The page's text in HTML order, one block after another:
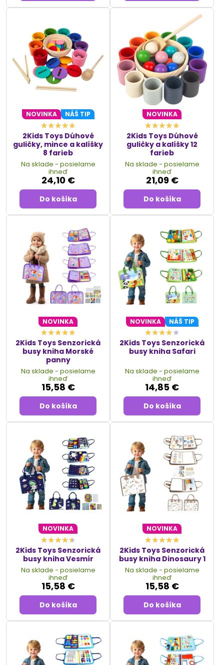
NOVINKA NÁŠ TIP
2Kids Toys Dúhové
guličky, mince a kalíšky
8 farieb
Na sklade - posielame
ihneď
24,10 €
Do košíka
NOVINKA
2Kids Toys Dúhové
guličky a kalíšky 12
farieb
Na sklade - posielame
ihneď
21,09 €
Do košíka
NOVINKA
2Kids Toys Senzorická
busy kniha Morské
panny
Na sklade - posielame
ihneď
15,58 €
Do košíka
NOVINKA NÁŠ TIP
2Kids Toys Senzorická
busy kniha Safari
Na sklade - posielame
ihneď
14,85 €
Do košíka
NOVINKA
2Kids Toys Senzorická
busy kniha Vesmír
Na sklade - posielame
ihneď
15,58 €
Do košíka
NOVINKA
2Kids Toys Senzorická
busy kniha Dinosaury 1
Na sklade - posielame
ihneď
15,58 €
Do košíka